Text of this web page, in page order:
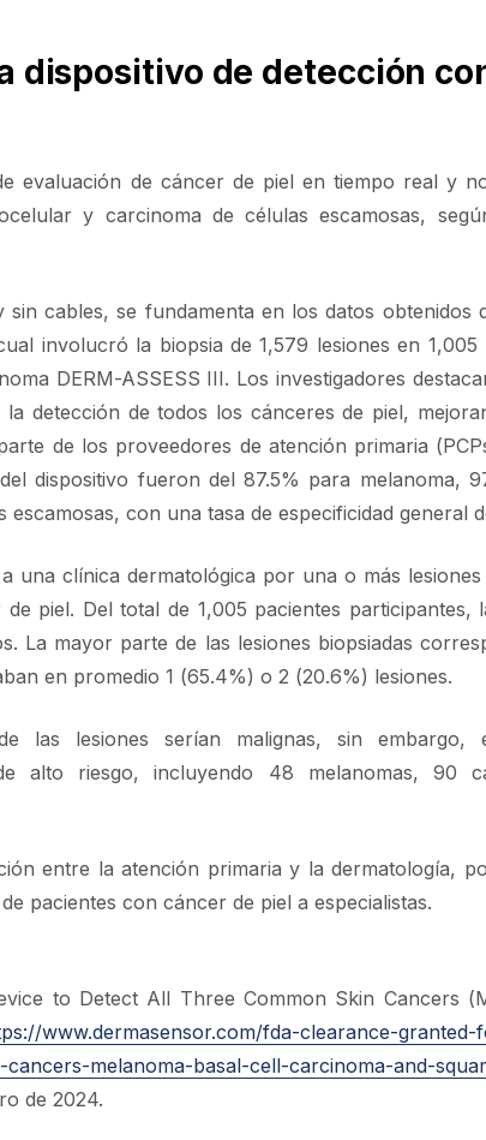
dispositivo de detección
evaluación de cáncer de piel en tiempo real y
y carcinoma de células escamosas,
cables, se fundamenta en los datos obtenidos
involucró la biopsia de 1,579 lesiones en 1,005
DERM-ASSESS III. Los investigadores
detección de todos los cánceres de piel,
de los proveedores de atención primaria
dispositivo fueron del 87.5% para melanoma,
con una tasa de especificidad general
una clínica dermatológica por una o más
piel. Del total de 1,005 pacientes participantes,
La mayor parte de las lesiones biopsiadas
en promedio 1 (65.4%) o 2 (20.6%) lesiones.
las lesiones serían malignas, sin embargo,
alto riesgo, incluyendo 48 melanomas, 90
entre la atención primaria y la dermatología,
pacientes con cáncer de piel a especialistas.
to Detect All Three Common Skin Cancers
www.dermasensor.com/fda-clearance-
melanoma-basal-cell-carcinoma-and-
de 2024.